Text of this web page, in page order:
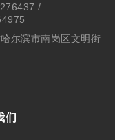
/
尔滨市南岗区文明街
们